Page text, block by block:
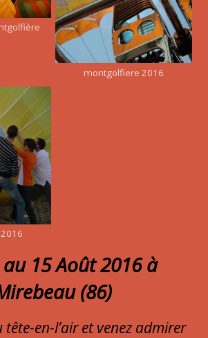
montgolfiere 2016
15 Août 2016 à
(86)
tête-en-l’air et venez admirer